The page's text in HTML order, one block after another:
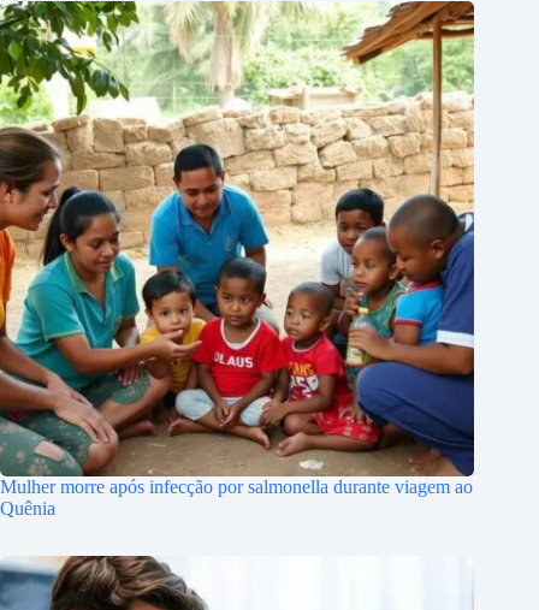
Mulher morre após infecção por salmonella durante viagem ao
Quênia